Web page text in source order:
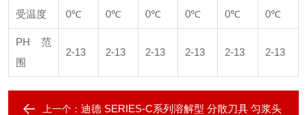
受温度
0℃
0℃
0℃
0℃
0℃
0℃
PH 范
围
2-13 2-13 2-13 2-13 2-13 2-13
上一个： 迪德 SERIES-C系列溶解型 分散刀具 匀浆头